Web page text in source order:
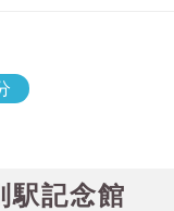
駅記念館